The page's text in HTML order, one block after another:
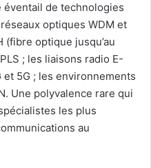
de technologies
optiques WDM et
optique jusqu’au
; les liaisons radio E-
5G ; les environnements
Une polyvalence rare qui
les plus
au